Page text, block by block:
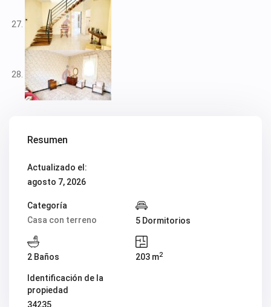
Resumen
Actualizado el:
agosto 7, 2026
Categoría
Casa con terreno
5 Dormitorios
2 Baños 203 m2
Identificación de la
propiedad
34235